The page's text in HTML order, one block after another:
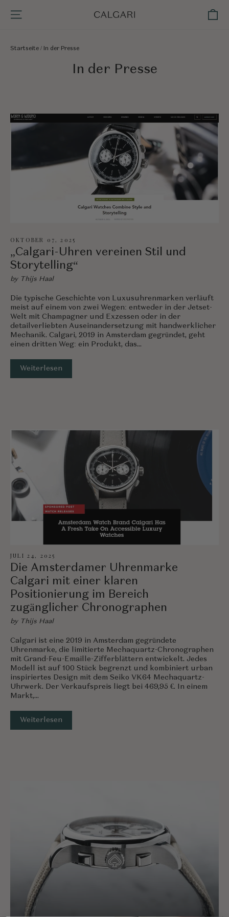
zum
Startseite / In der Presse
In der Presse
OKTOBER 07, 2025
„Calgari-Uhren vereinen Stil und
Storytelling“
by Thijs Haal
Die typische Geschichte von Luxusuhrenmarken verläuft
meist auf einem von zwei Wegen: entweder in der Jetset-
Welt mit Champagner und Exzessen oder in der
detailverliebten Auseinandersetzung mit handwerklicher
Mechanik. Calgari, 2019 in Amsterdam gegründet, geht
einen dritten Weg: ein Produkt, das...
Weiterlesen
JULI 24, 2025
Die Amsterdamer Uhrenmarke
Calgari mit einer klaren
Positionierung im Bereich
zugänglicher Chronographen
by Thijs Haal
Calgari ist eine 2019 in Amsterdam gegründete
Uhrenmarke, die limitierte Mechaquartz-Chronographen
mit Grand-Feu-Emaille-Zifferblättern entwickelt. Jedes
Modell ist auf 100 Stück begrenzt und kombiniert urban
inspiriertes Design mit dem Seiko VK64 Mechaquartz-
Uhrwerk. Der Verkaufspreis liegt bei 469,95 €. In einem
Markt,...
Weiterlesen
APRIL 21, 2025